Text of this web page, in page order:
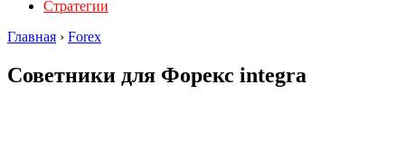
Стратегии
Главная › Forex
Советники для Форекс integra